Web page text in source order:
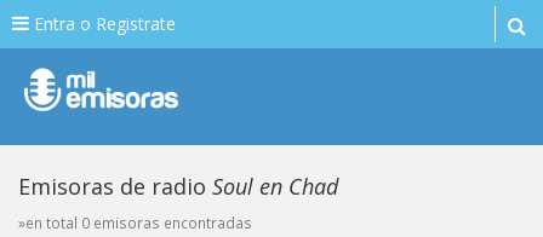
Entra o Registrate
Emisoras de radio Soul en Chad
»en total 0 emisoras encontradas